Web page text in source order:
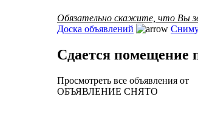
Обязательно скажите, что Вы
Доска объявлений
Сдается помещение
Просмотреть все объявления от
ОБЪЯВЛЕНИЕ СНЯТО